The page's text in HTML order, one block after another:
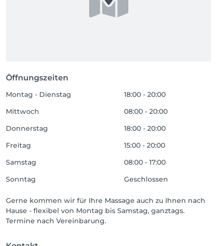
Öffnungszeiten
Montag - Dienstag
18:00 - 20:00
Mittwoch
08:00 - 20:00
Donnerstag
18:00 - 20:00
Freitag
15:00 - 20:00
Samstag
08:00 - 17:00
Sonntag
Geschlossen
Gerne kommen wir für Ihre Massage auch zu Ihnen nach
Hause - flexibel von Montag bis Samstag, ganztags.
Termine nach Vereinbarung.